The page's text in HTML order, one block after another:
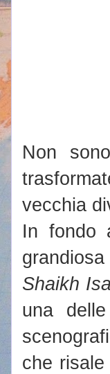
Non
vecchia
In fondo
Shaikh
una
che